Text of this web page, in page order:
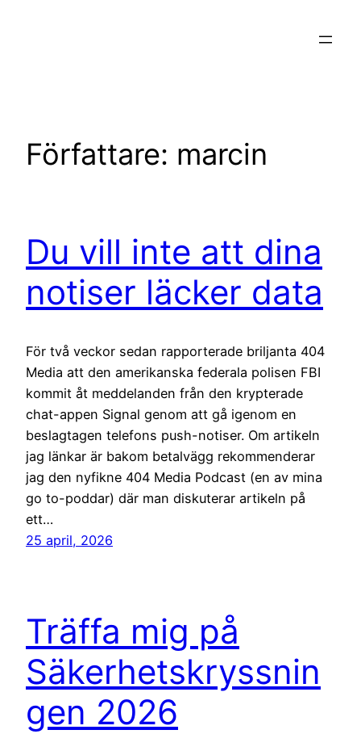
Författare: marcin
Du vill inte att dina
notiser läcker data
För två veckor sedan rapporterade briljanta 404
Media att den amerikanska federala polisen FBI
kommit åt meddelanden från den krypterade
chat-appen Signal genom att gå igenom en
beslagtagen telefons push-notiser. Om artikeln
jag länkar är bakom betalvägg rekommenderar
jag den nyfikne 404 Media Podcast (en av mina
go to-poddar) där man diskuterar artikeln på
ett…
25 april, 2026
Träffa mig på
Säkerhetskryssnin
gen 2026